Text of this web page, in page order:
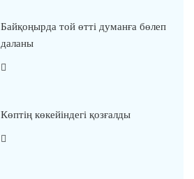
Байқоңырда той өтті думанға бөлеп
даланы
Көптің көкейіндегі қозғалды